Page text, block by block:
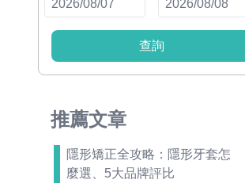
查詢
推薦文章
隱形矯正全攻略：隱形牙套怎
麼選、5大品牌評比